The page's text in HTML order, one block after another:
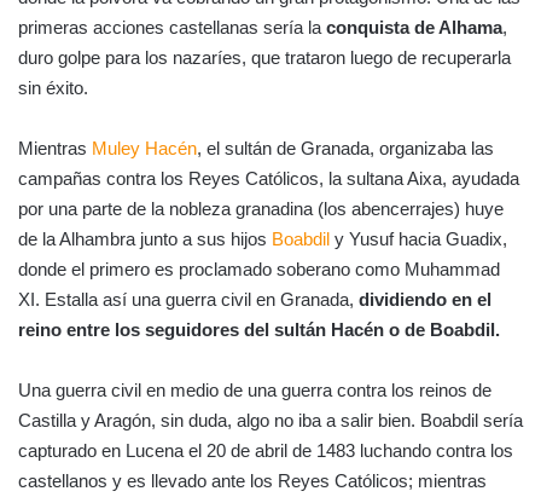
primeras acciones castellanas sería la conquista de Alhama,
duro golpe para los nazaríes, que trataron luego de recuperarla
sin éxito.
Mientras Muley Hacén, el sultán de Granada, organizaba las
campañas contra los Reyes Católicos, la sultana Aixa, ayudada
por una parte de la nobleza granadina (los abencerrajes) huye
de la Alhambra junto a sus hijos Boabdil y Yusuf hacia Guadix,
donde el primero es proclamado soberano como Muhammad
XI. Estalla así una guerra civil en Granada, dividiendo en el
reino entre los seguidores del sultán Hacén o de Boabdil.
Una guerra civil en medio de una guerra contra los reinos de
Castilla y Aragón, sin duda, algo no iba a salir bien. Boabdil sería
capturado en Lucena el 20 de abril de 1483 luchando contra los
castellanos y es llevado ante los Reyes Católicos; mientras